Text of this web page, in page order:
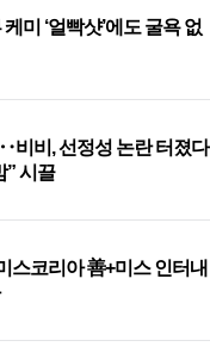
미 ‘얼빡샷’에도 굴욕 없
비비, 선정성 논란 터졌다
” 시끌
스코리아 善+미스 인터내